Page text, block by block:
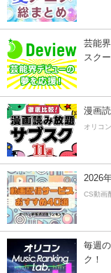
芸能
スク
漫画
オリコ
2026
CS動画
毎週
ク！